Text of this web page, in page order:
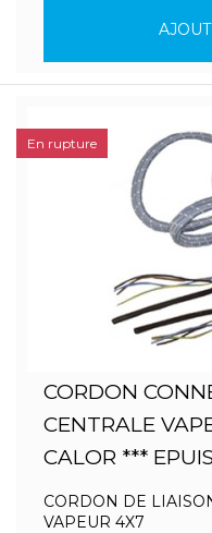
CORDON
CENTRALE
CALOR ***
CORDON DE
VAPEUR 4X7
En rupture